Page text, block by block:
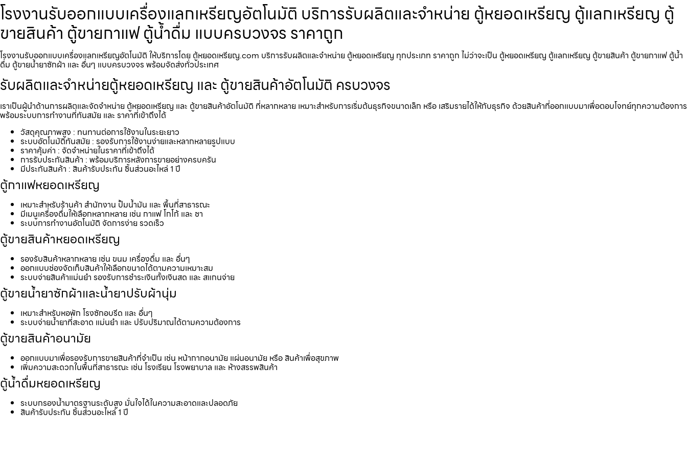
โรงงานรับออกแบบเครื่องแลกเหรียญ​อัตโนมัติ บริการรับผลิตและจำหน่าย ตู้หยอดเหรียญ ตู้แลกเหรียญ ตู้
ขายสินค้า ตู้ขายกาแฟ ตู้น้ำดื่ม แบบครบวงจร ราคาถูก
โรงงานรับออกแบบเครื่องแลกเหรียญ​อัตโนมัติ ให้บริการโดย ตู้หยอดเหรียญ.com บริการรับผลิตและจำหน่าย ตู้หยอดเหรียญ ทุกประเภท ราคาถูก ไม่ว่าจะเป็น ตู้หยอดเหรียญ ตู้แลกเหรียญ ตู้ขายสินค้า ตู้ขายกาแฟ ตู้น้ำ
ดื่ม ตู้ขายน้ำยาซักผ้า และ อื่นๆ แบบครบวงจร พร้อมจัดส่งทั่วประเทศ
รับผลิตและจำหน่ายตู้หยอดเหรียญ และ ตู้ขายสินค้าอัตโนมัติ ครบวงจร
เราเป็นผู้นำด้านการผลิตและจัดจำหน่าย ตู้หยอดเหรียญ และ ตู้ขายสินค้าอัตโนมัติ ที่หลากหลาย เหมาะสำหรับการเริ่มต้นธุรกิจขนาดเล็ก หรือ เสริมรายได้ให้กับธุรกิจ ด้วยสินค้าที่ออกแบบมาเพื่อตอบโจทย์ทุกความต้องการ
พร้อมระบบการทำงานที่ทันสมัย และ ราคาที่เข้าถึงได้
วัสดุคุณภาพสูง : ทนทานต่อการใช้งานในระยะยาว
ระบบอัตโนมัติทันสมัย : รองรับการใช้งานง่ายและหลากหลายรูปแบบ
ราคาคุ้มค่า : จัดจำหน่ายในราคาที่เข้าถึงได้
การรับประกันสินค้า : พร้อมบริการหลังการขายอย่างครบครัน
มีประกันสินค้า : สินค้ารับประกัน ชิ้นส่วนอะไหล่ 1 ปี
ตู้กาแฟหยอดเหรียญ
เหมาะสำหรับร้านค้า สำนักงาน ปั้มน้ำมัน และ พื้นที่สาธารณะ
มีเมนูเครื่องดื่มให้เลือกหลากหลาย เช่น กาแฟ โกโก้ และ ชา
ระบบการทำงานอัตโนมัติ จัดการง่าย รวดเร็ว
ตู้ขายสินค้าหยอดเหรียญ
รองรับสินค้าหลากหลาย เช่น ขนม เครื่องดื่ม และ อื่นๆ
ออกแบบช่องจัดเก็บสินค้าให้เลือกขนาดได้ตามความเหมาะสม
ระบบจ่ายสินค้าแม่นยำ รองรับการชำระเงินทั้งเงินสด และ สแกนจ่าย
ตู้ขายน้ำยาซักผ้าและน้ำยาปรับผ้านุ่ม
เหมาะสำหรับหอพัก โรงซักอบรีด และ อื่นๆ
ระบบจ่ายน้ำยาที่สะอาด แม่นยำ และ ปรับปริมาณได้ตามความต้องการ
ตู้ขายสินค้าอนามัย
ออกแบบมาเพื่อรองรับการขายสินค้าที่จำเป็น เช่น หน้ากากอนามัย แผ่นอนามัย หรือ สินค้าเพื่อสุขภาพ
เพิ่มความสะดวกในพื้นที่สาธารณะ เช่น โรงเรียน โรงพยาบาล และ ห้างสรรพสินค้า
ตู้น้ำดื่มหยอดเหรียญ
ระบบกรองน้ำมาตรฐานระดับสูง มั่นใจได้ในความสะอาดและปลอดภัย
สินค้ารับประกัน ชิ้นส่วนอะไหล่ 1 ปี